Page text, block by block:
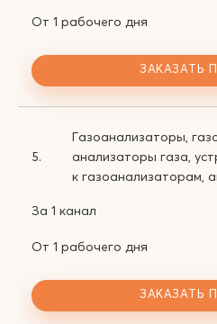
От 1 рабочего дня
ЗАКАЗАТЬ
5.
Газоанализаторы,
анализаторы газа,
к газоанализаторам,
За 1 канал
От 1 рабочего дня
ЗАКАЗАТЬ